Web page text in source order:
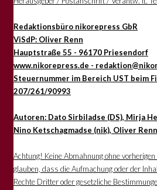
Redaktionsbüro nikorepress GbR
ViSdP: Oliver Renn
Hauptstraße 55 - 96170 Priesendorf
www.nikorepress.de -
Steuernummer im Bereich UST beim
207/261/90993
Autoren: Dato Sirbiladse (DS), Mirja
Nino Ketschagmadse (nik), Oliver
Achtung! Keine Abmahnung ohne
glauben, dass die Aufmachung oder der
Rechte Dritter oder gesetzliche